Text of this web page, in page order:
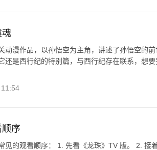
魂
动漫作品，以孙悟空为主角，讲述了孙悟空的
还是西行纪的特别篇，与西行纪存在联系，想
顺序
见的观看顺序： 1. 先看《龙珠》TV 版。 2. 接